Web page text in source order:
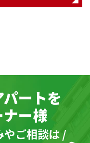
ートを
ー様
やご相談は /